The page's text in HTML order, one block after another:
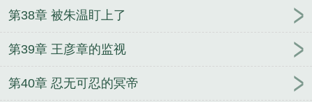
第38章 被朱温盯上了
第39章 王彦章的监视
第40章 忍无可忍的冥帝